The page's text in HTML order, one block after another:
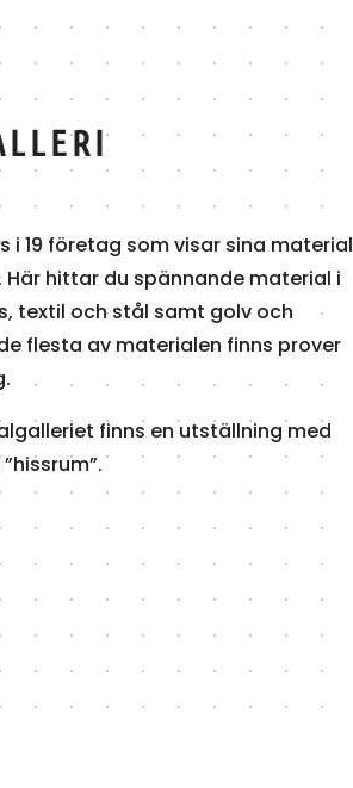
i 19 företag som visar sina material
hittar du spännande material i
textil och stål samt golv och
flesta av materialen finns prover
finns en utställning med